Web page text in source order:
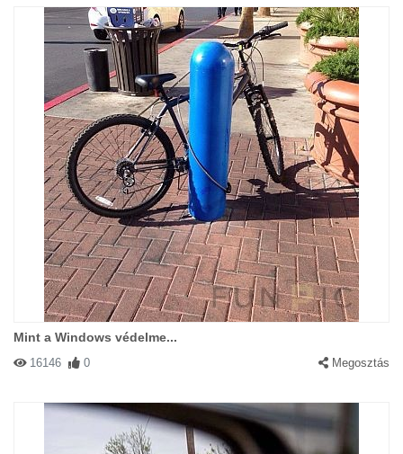
Mint a Windows védelme...
16146 0 Megosztás